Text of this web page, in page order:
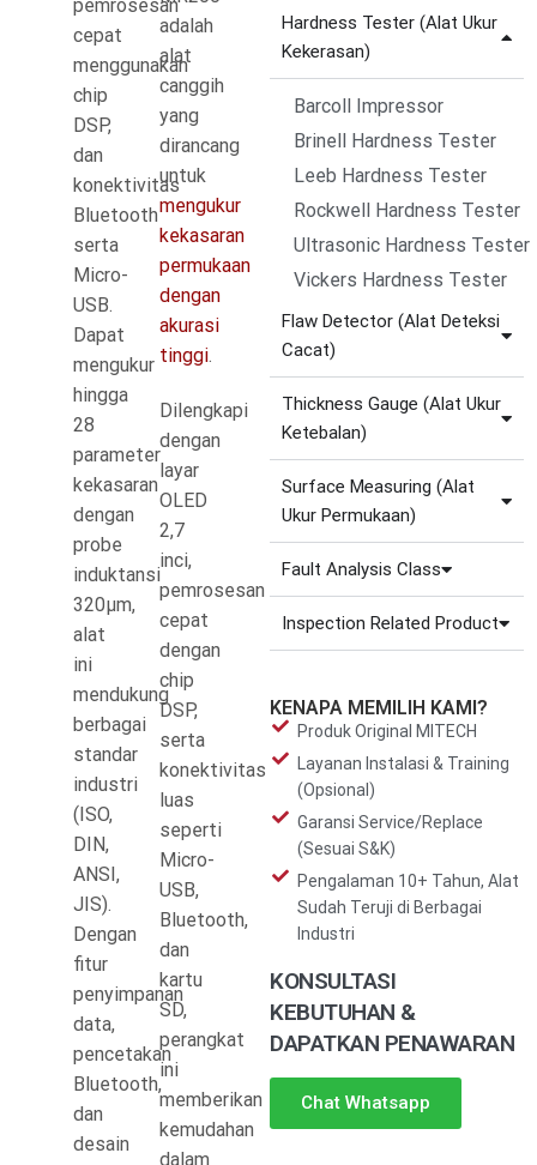
pemrosesan
cepat
menggunakan
chip
DSP,
dan
konektivitas
Bluetooth
serta
Micro-
USB.
Dapat
mengukur
hingga
28
parameter
kekasaran
dengan
probe
induktansi
320μm,
alat
ini
mendukung
berbagai
standar
industri
(ISO,
DIN,
ANSI,
JIS).
Dengan
fitur
penyimpanan
data,
pencetakan
Bluetooth,
dan
desain
adalah
alat
canggih
yang
dirancang
untuk
mengukur
kekasaran
permukaan
dengan
akurasi
tinggi.
Dilengkapi
dengan
layar
OLED
2,7
inci,
pemrosesan
cepat
dengan
chip
DSP,
serta
konektivitas
luas
seperti
Micro-
USB,
Bluetooth,
dan
kartu
SD,
perangkat
ini
memberikan
kemudahan
dalam
Hardness Tester (Alat Ukur
Kekerasan)
Barcoll Impressor
Brinell Hardness Tester
Leeb Hardness Tester
Rockwell Hardness Tester
Ultrasonic Hardness Tester
Vickers Hardness Tester
Flaw Detector (Alat Deteksi
Cacat)
Thickness Gauge (Alat Ukur
Ketebalan)
Surface Measuring (Alat
Ukur Permukaan)
Fault Analysis Class
Inspection Related Product
KENAPA MEMILIH KAMI?
Produk Original MITECH
Layanan Instalasi & Training
(Opsional)
Garansi Service/Replace
(Sesuai S&K)
Pengalaman 10+ Tahun, Alat
Sudah Teruji di Berbagai
Industri
KONSULTASI
KEBUTUHAN &
DAPATKAN PENAWARAN
Chat Whatsapp